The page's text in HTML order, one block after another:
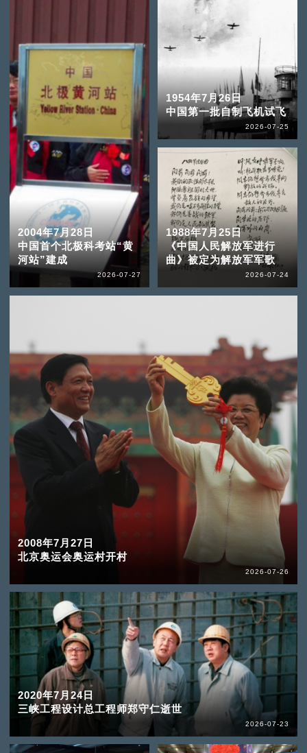
2004年7月28日
中国首个北极科考站“黄
河站”建成
2026-07-27
2008年7月27日
北京奥运会奥运村开村
2026-07-26
1954年7月26日
中国第一批自制飞机试飞
2026-07-25
1988年7月25日
《中国人民解放军进行
曲》被定为解放军军歌
2026-07-24
2020年7月24日
三峡工程设计总工程师郑守仁逝世
2026-07-23